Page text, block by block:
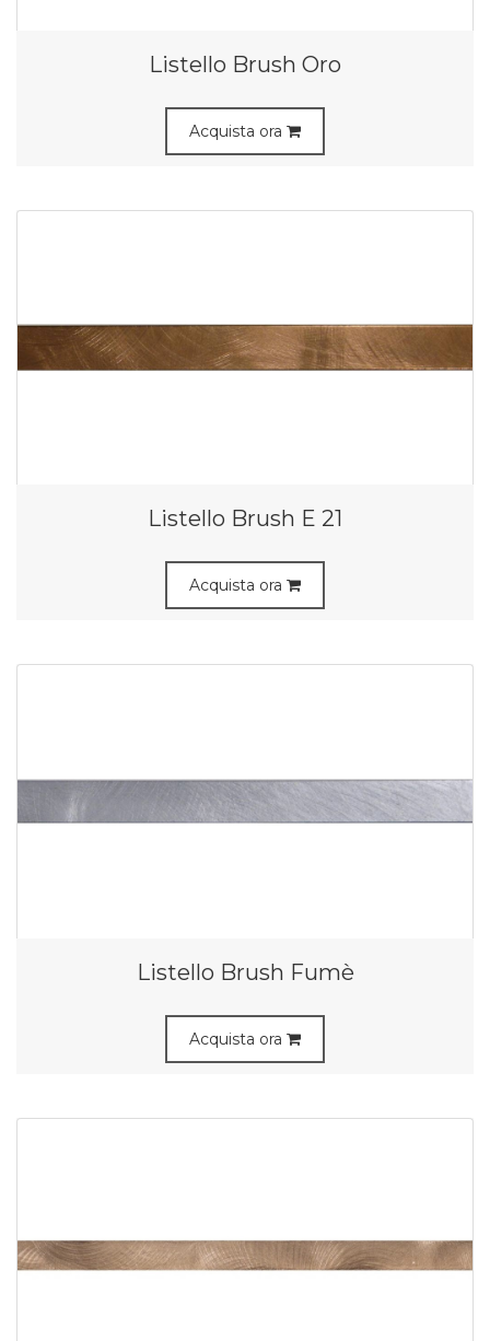
Listello Brush Oro
Acquista ora
Listello Brush E 21
Acquista ora
Listello Brush Fumè
Acquista ora